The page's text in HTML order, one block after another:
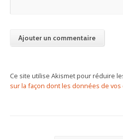
Ce site utilise Akismet pour réduire
sur la façon dont les données de